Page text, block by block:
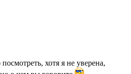
хотя я не уверена,